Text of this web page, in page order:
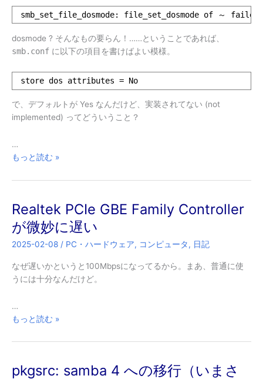
し
な
っ
た
い
件
smb_set_file_dosmode: file_set_dosmode of ～
dosmode ? そんなもの要らん！……ということであれば、
smb.conf に以下の項目を書けばよい模様。
store dos attributes = No
で、デフォルトが Yes なんだけど、実装されてない (not
implemented) ってどういうこと？
…
samba
file_set_dosmode
係
の
エ
ラ
ー
が
出
もっと読む »
Realtek PCIe GBE Family Controller
が微妙に遅い
2025-02-08 / PC・ハードウェア, コンピュータ, 日記
なぜ遅いかというと100Mbpsになってるから。まあ、普通に使
うには十分なんだけど。
…
Realtek
GBE
Controller
もっと読む »
pkgsrc: samba 4 への移行（いまさ